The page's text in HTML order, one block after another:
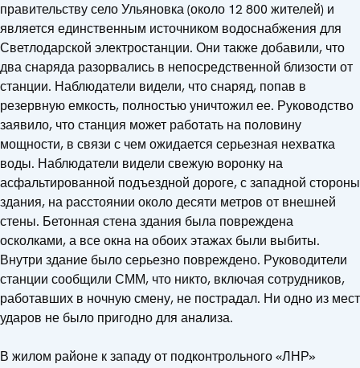
правительству село Ульяновка (около 12 800 жителей) и
является единственным источником водоснабжения для
Светлодарской электростанции. Они также добавили, что
два снаряда разорвались в непосредственной близости от
станции. Наблюдатели видели, что снаряд, попав в
резервную емкость, полностью уничтожил ее. Руководство
заявило, что станция может работать на половину
мощности, в связи с чем ожидается серьезная нехватка
воды. Наблюдатели видели свежую воронку на
асфальтированной подъездной дороге, с западной стороны
здания, на расстоянии около десяти метров от внешней
стены. Бетонная стена здания была повреждена
осколками, а все окна на обоих этажах были выбиты.
Внутри здание было серьезно повреждено. Руководители
станции сообщили СММ, что никто, включая сотрудников,
работавших в ночную смену, не пострадал. Ни одно из мест
ударов не было пригодно для анализа.
В жилом районе к западу от подконтрольного «ЛНР»